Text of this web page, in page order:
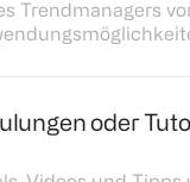
Trendmanagers
oder